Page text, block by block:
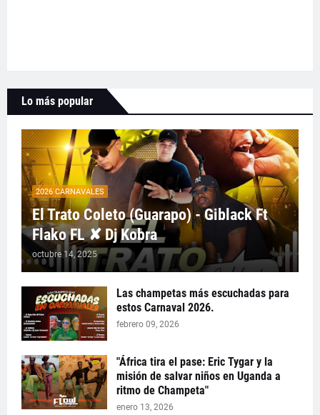
Lo más popular
2026 CARNAVALES
El Trato Coleto (Guarapo) - Giblack Ft
Flako FL ✘ Dj Kobra
octubre 14, 2025
Las champetas más escuchadas para
estos Carnaval 2026.
febrero 09, 2026
"África tira el pase: Eric Tygar y la
misión de salvar niños en Uganda a
ritmo de Champeta"
enero 13, 2026